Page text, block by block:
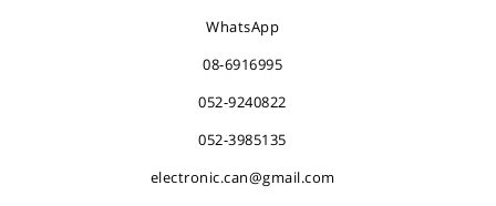
WhatsApp
08-6916995
052-9240822
052-3985135
electronic.can@gmail.com